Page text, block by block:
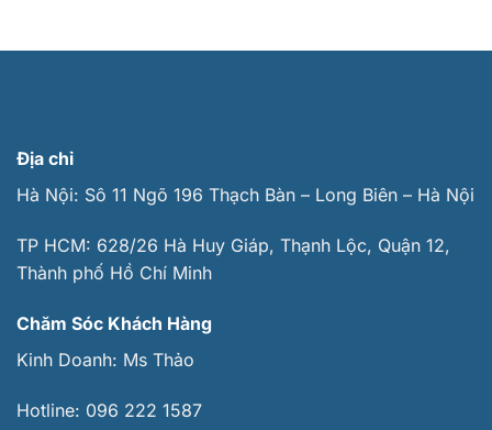
Địa chỉ
Hà Nội: Sô 11 Ngõ 196 Thạch Bàn – Long Biên – Hà Nội
TP HCM: 628/26 Hà Huy Giáp, Thạnh Lộc, Quận 12,
Thành phố Hồ Chí Minh
Chăm Sóc Khách Hàng
Kinh Doanh: Ms Thảo
Hotline: 096 222 1587